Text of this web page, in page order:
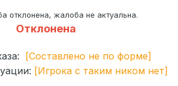
отклонена, жалоба не актуальна.
Отклонена
[Составлено не по форме]
[Игрока с таким ником нет]